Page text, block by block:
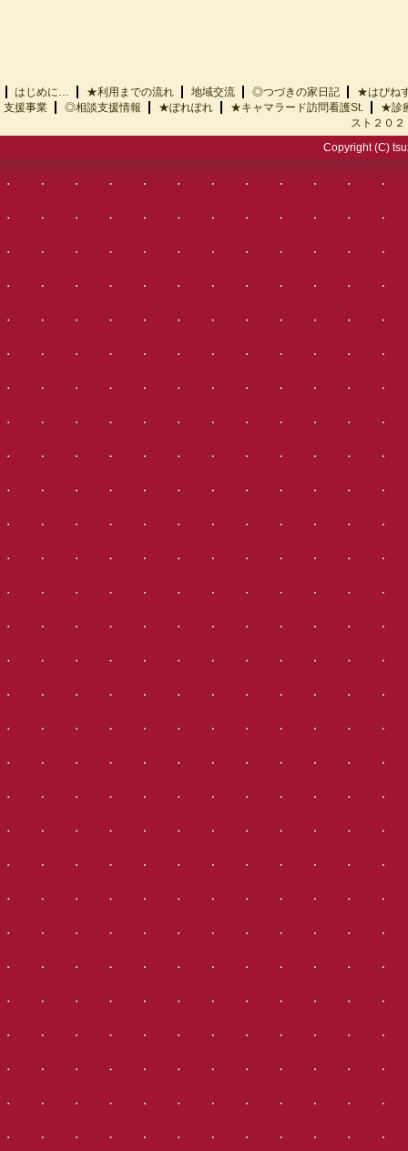
はじめに… ★利用までの流れ 地域交流 ◎つづきの家日記
★はぴ
支援事業
◎相談支援情報 ★ぽれぽれ ★キャマラード訪問看護St.
★診
スト２０２
Copyright (C)